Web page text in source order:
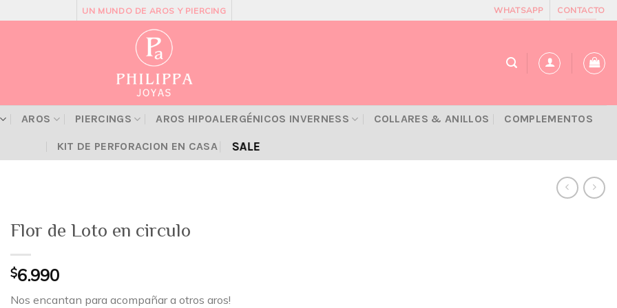
UN MUNDO DE AROS Y PIERCING WHATSAPP CONTACTO
AROS PIERCINGS AROS HIPOALERGÉNICOS INVERNESS COLLARES & ANILLOS COMPLEMENTOS
KIT DE PERFORACION EN CASA SALE
Flor de Loto en circulo
$6.990
Nos encantan para acompañar a otros aros!